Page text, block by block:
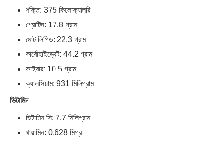
শক্তি: 375 কিলোক্যালরি
প্রোটিন: 17.8 গ্রাম
মোট লিপিড: 22.3 গ্রাম
কার্বোহাইড্রেট: 44.2 গ্রাম
ফাইবার: 10.5 গ্রাম
ক্যালসিয়াম: 931 মিলিগ্রাম
ভিটামিন
ভিটামিন সি: 7.7 মিলিগ্রাম
থায়ামিন: 0.628 মিগ্রা